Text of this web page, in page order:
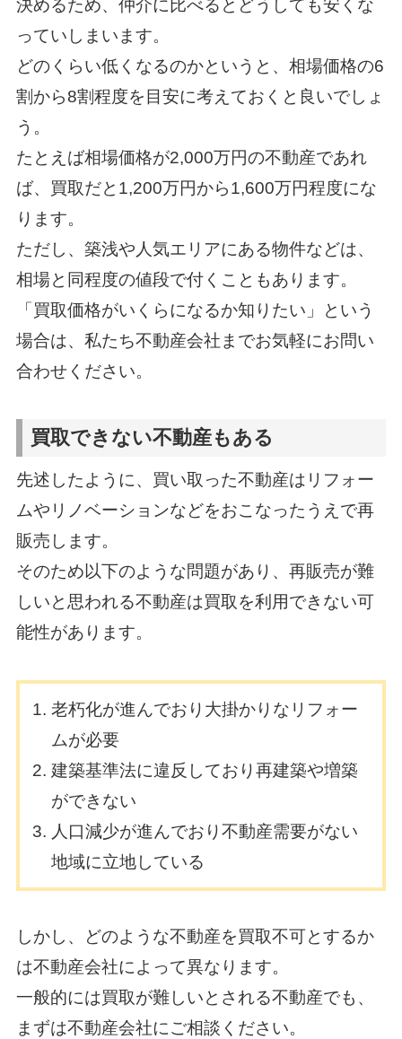
決めるため、仲介に比べるとどうしても安くな
っていしまいます。
どのくらい低くなるのかというと、相場価格の6
割から8割程度を目安に考えておくと良いでしょ
う。
たとえば相場価格が2,000万円の不動産であれ
ば、買取だと1,200万円から1,600万円程度にな
ります。
ただし、築浅や人気エリアにある物件などは、
相場と同程度の値段で付くこともあります。
「買取価格がいくらになるか知りたい」という
場合は、私たち不動産会社までお気軽にお問い
合わせください。
買取できない不動産もある
先述したように、買い取った不動産はリフォー
ムやリノベーションなどをおこなったうえで再
販売します。
そのため以下のような問題があり、再販売が難
しいと思われる不動産は買取を利用できない可
能性があります。
老朽化が進んでおり大掛かりなリフォー
ムが必要
建築基準法に違反しており再建築や増築
ができない
人口減少が進んでおり不動産需要がない
地域に立地している
しかし、どのような不動産を買取不可とするか
は不動産会社によって異なります。
一般的には買取が難しいとされる不動産でも、
まずは不動産会社にご相談ください。